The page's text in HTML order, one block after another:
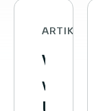
ARTIKEL
Vusion